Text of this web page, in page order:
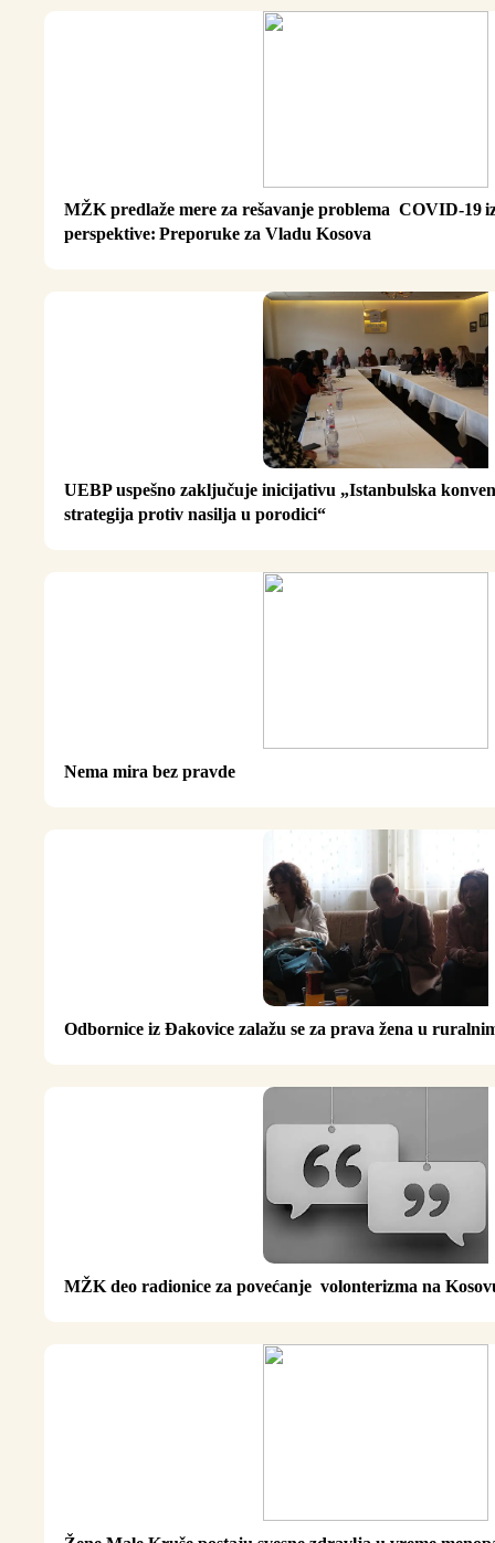
MŽK predlaže mere za rešavanje problema COVID-19
perspektive: Preporuke za Vladu Kosova
UEBP uspešno zaključuje inicijativu „Istanbulska
strategija protiv nasilja u porodici“
Nema mira bez pravde
Odbornice iz Đakovice zalažu se za prava žena u
MŽK deo radionice za povećanje volonterizma na